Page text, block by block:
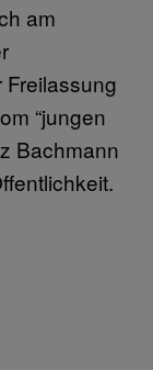
am
“jungen
Bachmann